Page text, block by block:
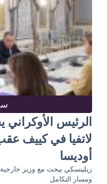
الرئيس
لاتفيا في كييف
أوديسا
زيلينسكي يبحث مع وزير
ومسار التكامل